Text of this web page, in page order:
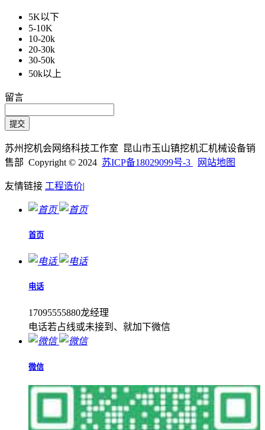
5K以下
5-10K
10-20k
20-30k
30-50k
50k以上
留言
苏州挖机会网络科技工作室 昆山市玉山镇挖机汇机械设备销
售部 Copyright © 2024 苏ICP备18029099号-3 网站地图
友情链接 工程造价|
首页
电话
17095555880龙经理
电话若占线或未接到、就加下微信
微信